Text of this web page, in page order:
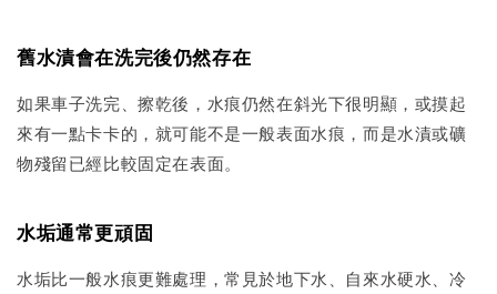
舊水漬會在洗完後仍然存在
如果車子洗完、擦乾後，水痕仍然在斜光下很明顯，或摸起
來有一點卡卡的，就可能不是一般表面水痕，而是水漬或礦
物殘留已經比較固定在表面。
水垢通常更頑固
水垢比一般水痕更難處理，常見於地下水、自來水硬水、冷